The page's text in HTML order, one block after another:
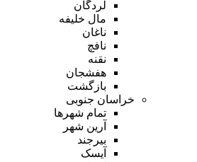
لردگان
مال خلیفه
ناغان
نافچ
نقنه
هفشجان
بازگشت
خراسان جنوبی
تمام شهر‌ها
آرین شهر
بیرجند
آیسک